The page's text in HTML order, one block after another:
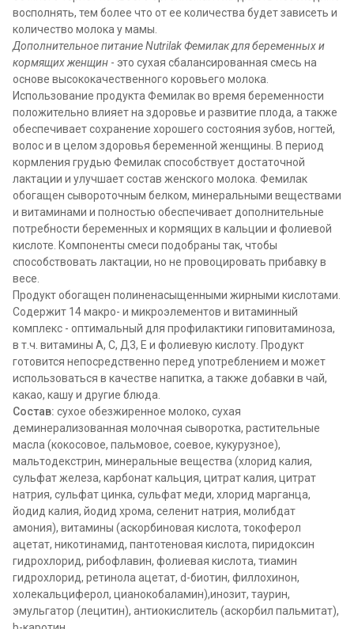
восполнять, тем более что от ее количества будет зависеть и
количество молока у мамы.
Дополнительное питание Nutrilak Фемилак для беременных и
кормящих женщин - это сухая сбалансированная смесь на
основе высококачественного коровьего молока.
Использование продукта Фемилак во время беременности
положительно влияет на здоровье и развитие плода, а также
обеспечивает сохранение хорошего состояния зубов, ногтей,
волос и в целом здоровья беременной женщины. В период
кормления грудью Фемилак способствует достаточной
лактации и улучшает состав женского молока. Фемилак
обогащен сывороточным белком, минеральными веществами
и витаминами и полностью обеспечивает дополнительные
потребности беременных и кормящих в кальции и фолиевой
кислоте. Компоненты смеси подобраны так, чтобы
способствовать лактации, но не провоцировать прибавку в
весе.
Продукт обогащен полиненасыщенными жирными кислотами.
Содержит 14 макро- и микроэлементов и витаминный
комплекс - оптимальный для профилактики гиповитаминоза,
в т.ч. витамины А, С, Д3, Е и фолиевую кислоту. Продукт
готовится непосредственно перед употреблением и может
использоваться в качестве напитка, а также добавки в чай,
какао, кашу и другие блюда.
Состав: сухое обезжиренное молоко, сухая
деминерализованная молочная сыворотка, растительные
масла (кокосовое, пальмовое, соевое, кукурузное),
мальтодекстрин, минеральные вещества (хлорид калия,
сульфат железа, карбонат кальция, цитрат калия, цитрат
натрия, сульфат цинка, сульфат меди, хлорид марганца,
йодид калия, йодид хрома, селенит натрия, молибдат
амония), витамины (аскорбиновая кислота, токоферол
ацетат, никотинамид, пантотеновая кислота, пиридоксин
гидрохлорид, рибофлавин, фолиевая кислота, тиамин
гидрохлорид, ретинола ацетат, d-биотин, филлохинон,
холекальциферол, цианокобаламин),инозит, таурин,
эмульгатор (лецитин), антиокислитель (аскорбил пальмитат),